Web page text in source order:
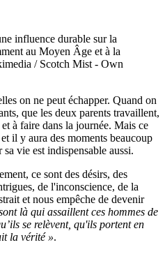
influence durable sur la
au Moyen Âge et à la
/ Scotch Mist - Own
on ne peut échapper. Quand on
que les deux parents travaillent,
à faire dans la journée. Mais ce
il y aura des moments beaucoup
vie est indispensable aussi.
ce sont des désirs, des
de l'inconscience, de la
et nous empêche de devenir
là qui assaillent ces hommes de
se relèvent, qu'ils portent en
la vérité ».